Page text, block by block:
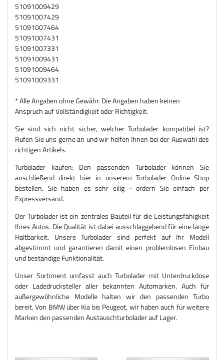
51091009429
51091007429
51091007464
51091007431
51091007331
51091009431
51091009464
51091009331
* Alle Angaben ohne Gewähr. Die Angaben haben keinen
Anspruch auf Vollständigkeit oder Richtigkeit.
Sie sind sich nicht sicher, welcher Turbolader kompatibel ist?
Rufen Sie uns gerne an und wir helfen Ihnen bei der Auswahl des
richtigen Artikels.
Turbolader kaufen: Den passenden Turbolader können Sie
anschließend direkt hier in unserem Turbolader Online Shop
bestellen. Sie haben es sehr eilig - ordern Sie einfach per
Expressversand.
Der Turbolader ist ein zentrales Bauteil für die Leistungsfähigkeit
Ihres Autos. Die Qualität ist dabei ausschlaggebend für eine lange
Haltbarkeit. Unsere Turbolader sind perfekt auf Ihr Modell
abgestimmt und garantieren damit einen problemlosen Einbau
und beständige Funktionalität.
Unser Sortiment umfasst auch Turbolader mit Unterdruckdose
oder Ladedrucksteller aller bekannten Automarken. Auch für
außergewöhnliche Modelle halten wir den passenden Turbo
bereit. Von BMW über Kia bis Peugeot, wir haben auch für weitere
Marken den passenden Austauschturbolader auf Lager.